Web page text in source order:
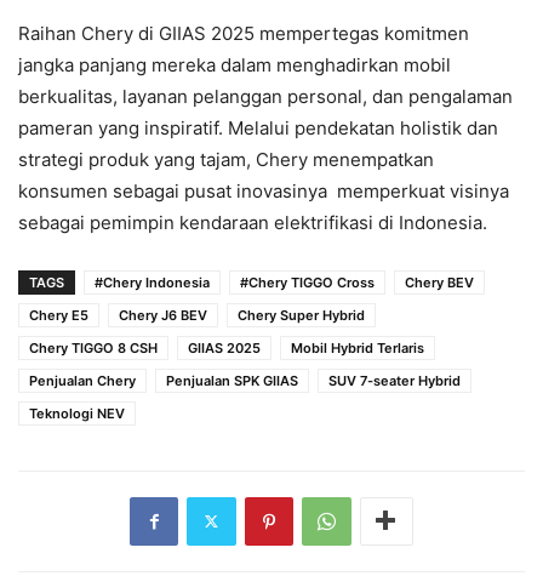
Raihan Chery di GIIAS 2025 mempertegas komitmen
jangka panjang mereka dalam menghadirkan mobil
berkualitas, layanan pelanggan personal, dan pengalaman
pameran yang inspiratif. Melalui pendekatan holistik dan
strategi produk yang tajam, Chery menempatkan
konsumen sebagai pusat inovasinya memperkuat visinya
sebagai pemimpin kendaraan elektrifikasi di Indonesia.
TAGS #Chery Indonesia #Chery TIGGO Cross
Chery BEV
Chery E5
Chery J6 BEV
Chery Super Hybrid
Chery TIGGO 8 CSH
GIIAS 2025
Mobil Hybrid Terlaris
Penjualan Chery
Penjualan SPK GIIAS
SUV 7-seater Hybrid
Teknologi NEV